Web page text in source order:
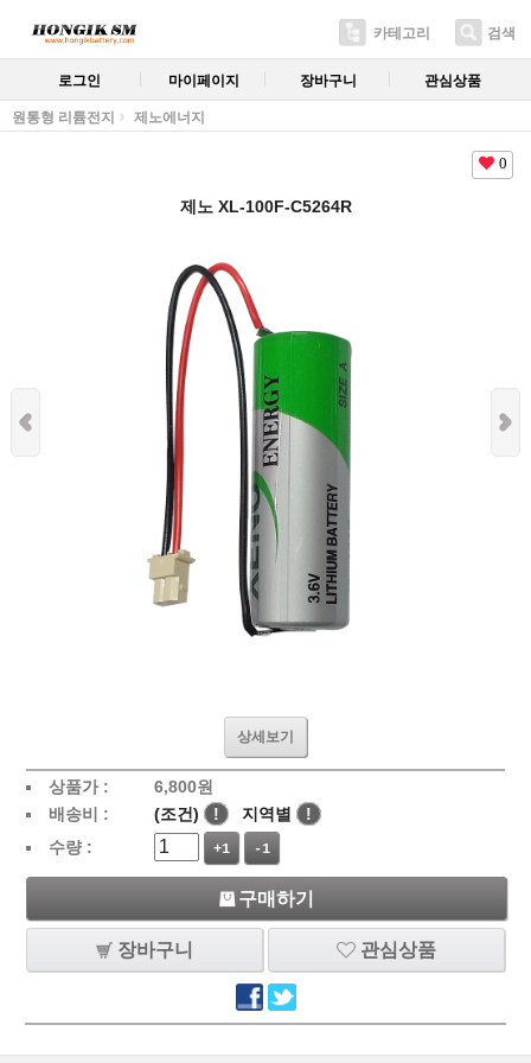
카테고리 검색
로그인 마이페이지 장바구니 관심상품
원통형 리튬전지 제노에너지
0
제노 XL-100F-C5264R
상세보기
상품가 : 6,800원
배송비 :
(조건) ! 지역별
!
수량 :
+1 -1
구매하기
장바구니 관심상품